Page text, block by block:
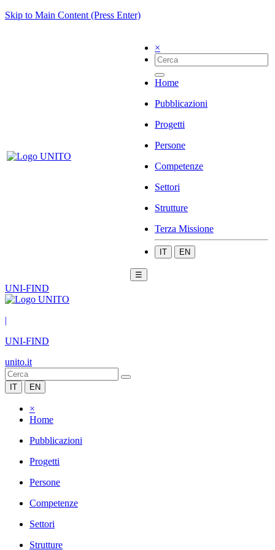
Skip to Main Content (Press Enter)
×
Home
Pubblicazioni
Progetti
Persone
Competenze
Settori
Strutture
Terza Missione
IT EN
☰
UNI-FIND
|
UNI-FIND
unito.it
IT EN
×
Home
Pubblicazioni
Progetti
Persone
Competenze
Settori
Strutture